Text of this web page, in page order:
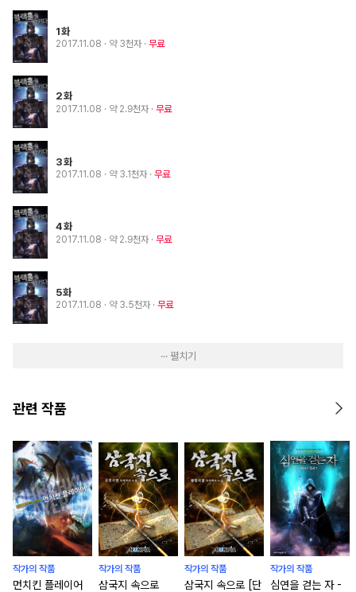
1화
2017.11.08 · 약 3천자 무료
2화
2017.11.08 · 약 2.9천자 무료
3화
2017.11.08 · 약 3.1천자 무료
4화
2017.11.08 · 약 2.9천자 무료
5화
2017.11.08 · 약 3.5천자 무료
··· 펼치기
관련 작품
작가의 작품
먼치킨 플레이어
작가의 작품
삼국지 속으로
작가의 작품
삼국지 속으로 [단
작가의 작품
심연을 걷는 자 -